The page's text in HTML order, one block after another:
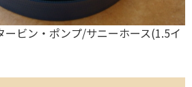
ポンプ/PE40J